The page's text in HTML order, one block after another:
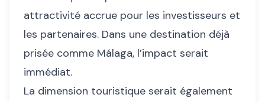
attractivité accrue pour les investisseurs et
les partenaires. Dans une destination déjà
prisée comme Málaga, l’impact serait
immédiat.
La dimension touristique serait également